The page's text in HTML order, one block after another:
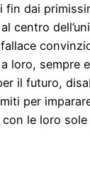
fin dai
centro
loro, sempre
il futuro,
per
le loro